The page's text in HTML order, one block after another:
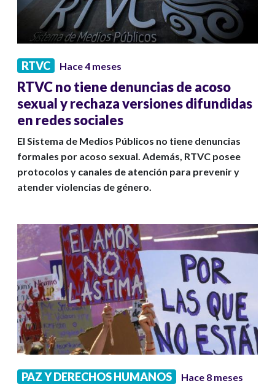
RTVC Hace 4 meses
RTVC no tiene denuncias de acoso
sexual y rechaza versiones difundidas
en redes sociales
El Sistema de Medios Públicos no tiene denuncias
formales por acoso sexual. Además, RTVC posee
protocolos y canales de atención para prevenir y
atender violencias de género.
PAZ Y DERECHOS HUMANOS Hace 8 meses